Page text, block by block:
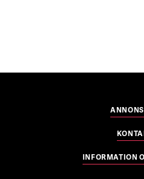
INFORMATION